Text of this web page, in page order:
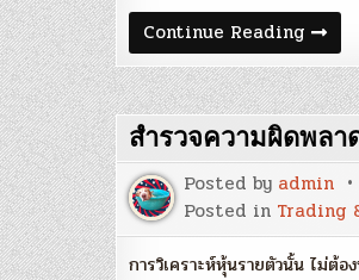
Continue Reading HR
The
Serie
:
Part
2
:
HRD
:
พีร
พงศ์
สุวรรณ
โภคิน
สำรวจความผิดพลา
Posted by admin
Posted in Trading
การวิเคราะห์หุ้นรายตัวนั้น ไม่ต้